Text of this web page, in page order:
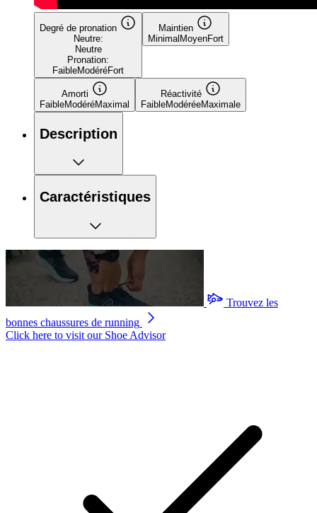
Degré de pronation
Neutre:
Neutre
Pronation:
FaibleModéréFort
Maintien
Minimal MoyenFort
Amorti
FaibleModéréMaximal
Réactivité
FaibleModéréeMaximale
Description
Caractéristiques
Trouvez les
bonnes chaussures de running
Click here to visit our Shoe Advisor